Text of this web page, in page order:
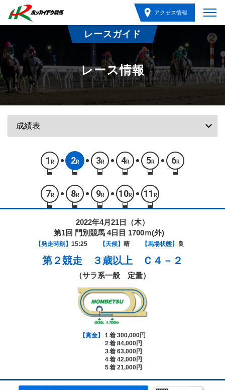
アクセス情報
レースガイド
レース情報
1 R 2R 3R 4R 5R 6R
7 R 8R 9R 10R 11 R
2022年4月21日（木）
第1回 門別競馬 4日目 1700ｍ(外)
【発走時刻】 15:25 【天候】 晴 【馬場状態】 良
第２競走 ３歳以上 Ｃ４－２
（サラ系一般 定量）
【賞金】
１着 300,000円
２着 84,000円
３着 63,000円
４着 42,000円
５着 21,000円